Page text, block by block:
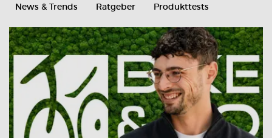
News & Trends Ratgeber Produkttests